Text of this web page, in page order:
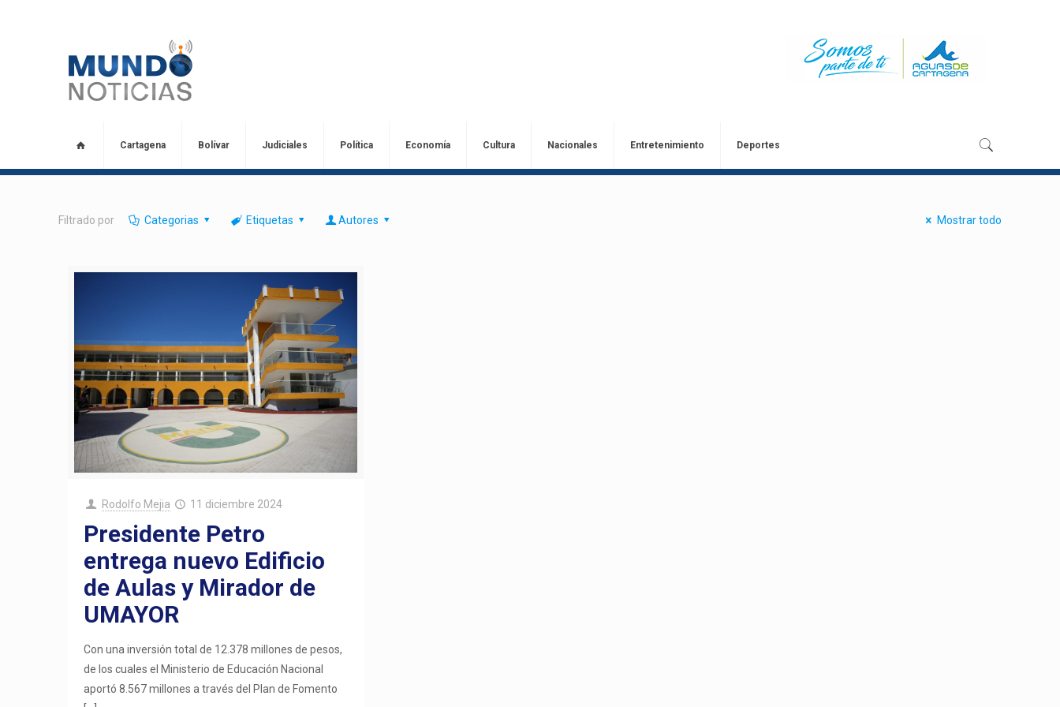
Cartagena Bolívar Judiciales Política Economía Cultura Nacionales Entretenimiento Deportes
Filtrado por Categorias Etiquetas Autores Mostrar todo
Rodolfo Mejia 11 diciembre 2024
Presidente Petro
entrega nuevo Edificio
de Aulas y Mirador de
UMAYOR
Con una inversión total de 12.378 millones de pesos,
de los cuales el Ministerio de Educación Nacional
aportó 8.567 millones a través del Plan de Fomento